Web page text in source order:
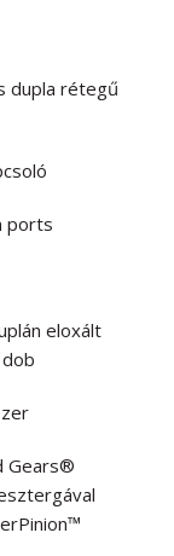
dupla rétegű
ports
eloxált
Gears®